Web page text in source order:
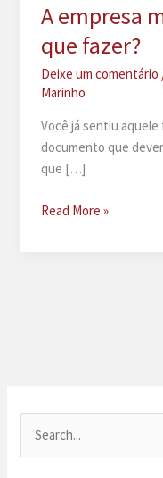
A empresa
que fazer?
Deixe um comentário
Marinho
Você já sentiu aquele
documento que
que […]
A
Read More »